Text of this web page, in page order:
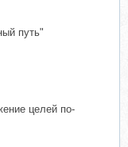
пyть"
цeлeй пo-